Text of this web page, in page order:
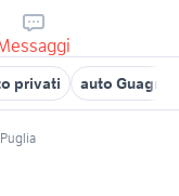
privati auto
Puglia